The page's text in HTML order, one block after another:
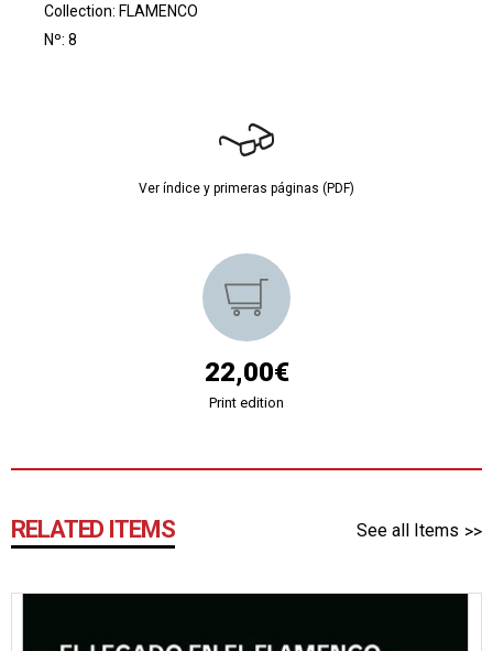
Collection: FLAMENCO
Nº: 8
Ver índice y primeras páginas (PDF)
22,00€
Print edition
RELATED ITEMS See all Items